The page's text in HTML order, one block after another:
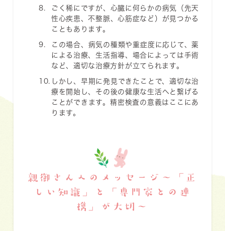
ごく稀にですが、心臓に何らかの病気（先天
性心疾患、不整脈、心筋症など）が見つかる
こともあります。
この場合、病気の種類や重症度に応じて、薬
による治療、生活指導、場合によっては手術
など、適切な治療方針が立てられます。
しかし、早期に発見できたことで、適切な治
療を開始し、その後の健康な生活へと繋げる
ことができます。精密検査の意義はここにあ
ります。
親御さんへのメッセージ〜「正
しい知識」と「専門家との連
携」が大切〜